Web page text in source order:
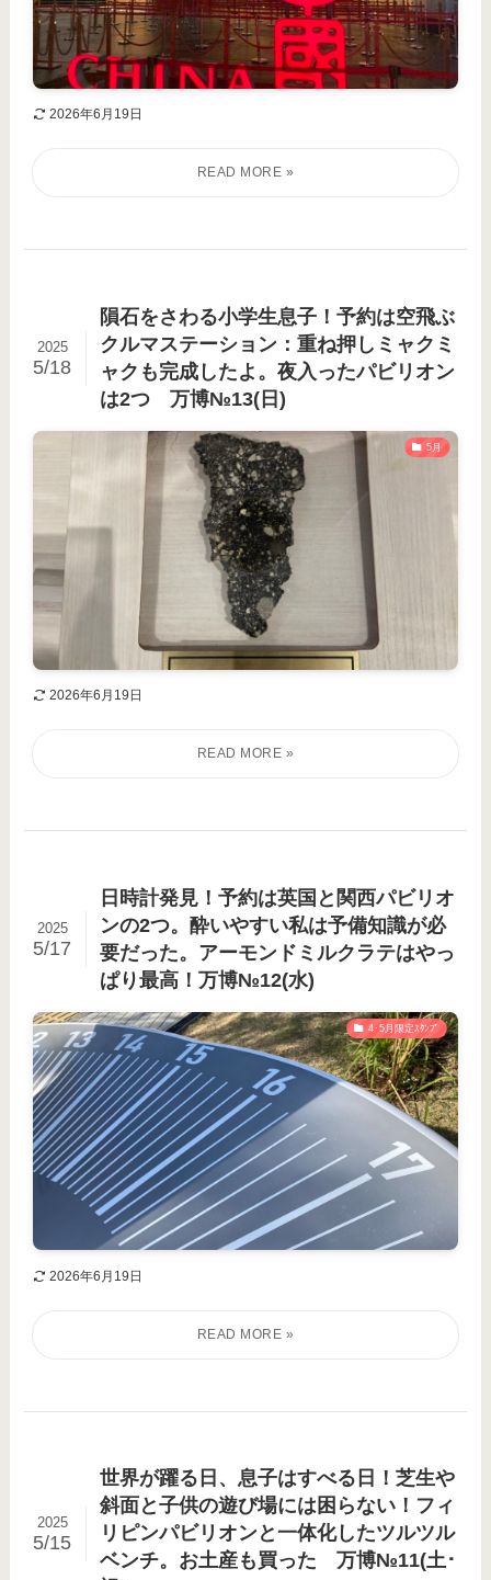
2026年6月19日
隕石をさわる小学生息子！予約は空飛ぶ
クルマステーション：重ね押しミャクミ
ャクも完成したよ。夜入ったパビリオン
は2つ 万博№13(日)
2025
5/18
5月
2026年6月19日
日時計発見！予約は英国と関西パビリオ
ンの2つ。酔いやすい私は予備知識が必
要だった。アーモンドミルクラテはやっ
ぱり最高！万博№12(水)
2025
5/17
4･5月限定ｽﾀﾝﾌﾟ
2026年6月19日
世界が躍る日、息子はすべる日！芝生や
斜面と子供の遊び場には困らない！フィ
リピンパビリオンと一体化したツルツル
ベンチ。お土産も買った 万博№11(土･
2025
5/15